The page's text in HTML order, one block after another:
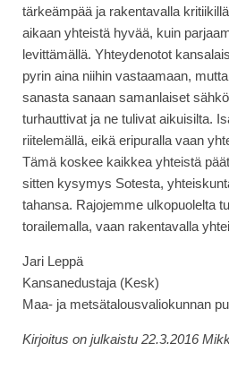
tärkeämpää ja rakentavalla
aikaan yhteistä hyvää, kuin
levittämällä. Yhteydenotot
pyrin aina niihin vastaamaan,
sanasta sanaan samanlaiset
turhauttivat ja ne tulivat aikuisilta.
riitelemällä, eikä eripuralla vaan
Tämä koskee kaikkea yhteistä
sitten kysymys Sotesta,
tahansa. Rajojemme ulkopuolelta
torailemalla, vaan rakentavalla
Jari Leppä
Kansanedustaja (Kesk)
Maa- ja metsätalousvaliokunnan
Kirjoitus on julkaistu 22.3.2016